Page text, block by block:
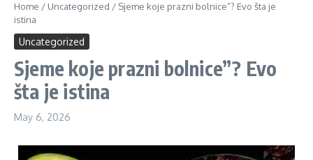
Home / Uncategorized / Sjeme koje prazni bolnice”? Evo šta je
istina
Uncategorized
Sjeme koje prazni bolnice”? Evo
šta je istina
May 6, 2026